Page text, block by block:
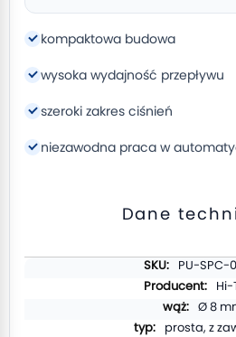
kompaktowa budowa
wysoka wydajność przepływu
szeroki zakres ciśnień
niezawodna praca w
Dane
PU-SPC-
Ø 8
prosta, z